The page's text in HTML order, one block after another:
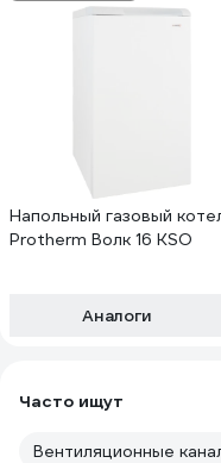
Напольный газовый
Protherm Волк 16 KSO
Аналоги
Часто ищут
Вентиляционные